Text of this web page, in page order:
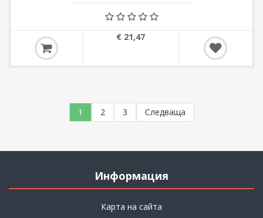
€ 21,47
1 2 3 Следваща
Информация
Карта на сайта